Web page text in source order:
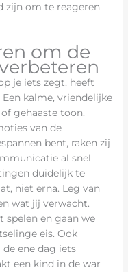
zijn om te reageren
om de
je iets zegt, heeft
kalme, vriendelijke
gehaaste toon.
van de
bent, raken zij
al snel
duidelijk te
niet erna. Leg van
wat jij verwacht.
spelen en gaan we
eis. Ook
ene dag iets
een kind in de war